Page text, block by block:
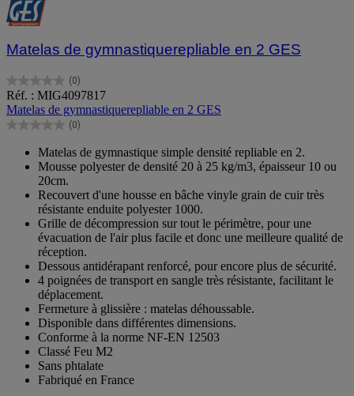
Matelas de gymnastiquerepliable en 2 GES
(0)
0.0
sur
5
étoiles.
Réf. : MIG4097817
Matelas de gymnastiquerepliable en 2 GES
(0)
0.0
étoiles.
Matelas de gymnastique simple densité repliable en 2.
Mousse polyester de densité 20 à 25 kg/m3, épaisseur 10 ou
20cm.
Recouvert d'une housse en bâche vinyle grain de cuir très
résistante enduite polyester 1000.
Grille de décompression sur tout le périmètre, pour une
évacuation de l'air plus facile et donc une meilleure qualité de
réception.
Dessous antidérapant renforcé, pour encore plus de sécurité.
4 poignées de transport en sangle très résistante, facilitant le
déplacement.
Fermeture à glissière : matelas déhoussable.
Disponible dans différentes dimensions.
Conforme à la norme NF-EN 12503
Classé Feu M2
Sans phtalate
Fabriqué en France